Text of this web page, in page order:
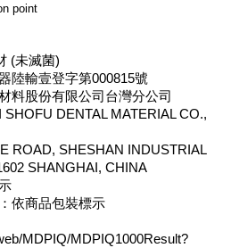
point
(未滅菌)
陸輸壹登字第000815號
料股份有限公司台灣分公司
DENTAL MATERIAL CO.,
ROAD, SHESHAN INDUSTRIAL
SHANGHAI, CHINA
依商品包裝標示
MDPIQ/MDPIQ1000Result?